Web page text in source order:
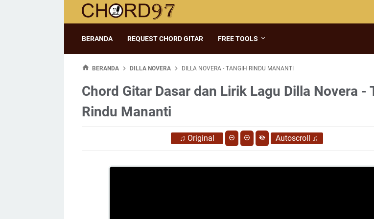
BERANDA REQUEST CHORD GITAR FREE TOOLS
BERANDA DILLA NOVERA DILLA NOVERA - TANGIH RINDU MANANTI
Chord Gitar Dasar dan Lirik Lagu Dilla Novera -
Rindu Mananti
♫ Original Autoscroll ♫